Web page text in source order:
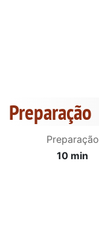
Preparação
Preparação
10 min